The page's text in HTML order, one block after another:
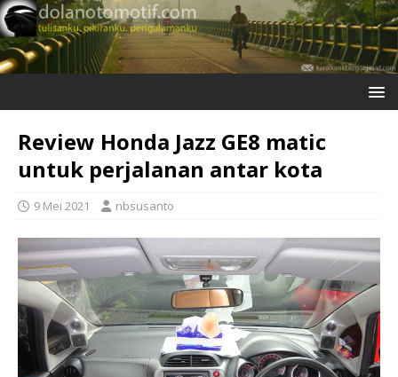
Review Honda Jazz GE8 matic
untuk perjalanan antar kota
9 Mei 2021 nbsusanto